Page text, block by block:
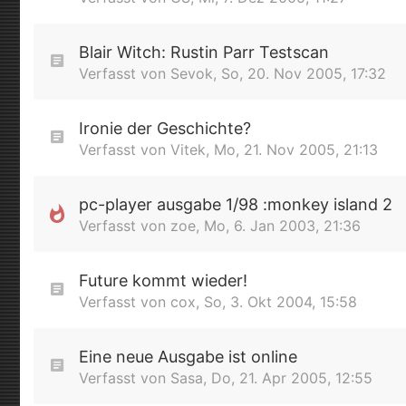
Blair Witch: Rustin Parr Testscan
Verfasst von Sevok, So, 20. Nov 2005, 17:32
Ironie der Geschichte?
Verfasst von Vitek, Mo, 21. Nov 2005, 21:13
pc-player ausgabe 1/98 :monkey island 2
Verfasst von zoe, Mo, 6. Jan 2003, 21:36
Future kommt wieder!
Verfasst von cox, So, 3. Okt 2004, 15:58
Eine neue Ausgabe ist online
Verfasst von Sasa, Do, 21. Apr 2005, 12:55